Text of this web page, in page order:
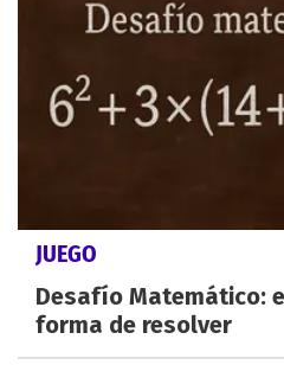
JUEGO
Desafío Matemático:
forma de resolver